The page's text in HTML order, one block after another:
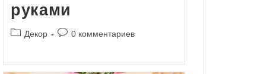
руками
Рубрика
Декор
Комментарии
0 комментариев